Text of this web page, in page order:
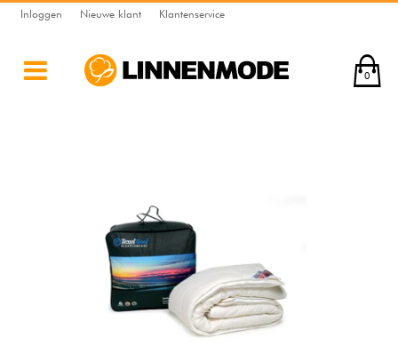
Inloggen Nieuwe klant Klantenservice
0